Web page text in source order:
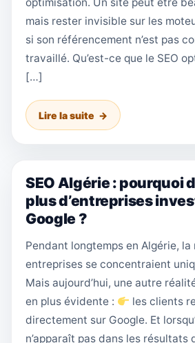
mais rester invisible sur les
si son référencement n’est pas
travaillé. Qu’est-ce que le SEO
[…]
Lire la suite
SEO Algérie : pourquoi
plus d’entreprises
Google ?
Pendant longtemps en Algérie,
entreprises se concentraient
Mais aujourd’hui, une autre
en plus évidente :
les clients
directement sur Google. Et
n’apparaît pas dans les résultats